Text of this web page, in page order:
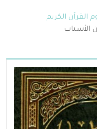
القرآن الكريم
الأسباب